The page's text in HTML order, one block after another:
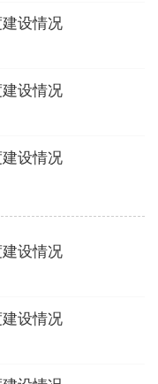
设情况
设情况
设情况
设情况
设情况